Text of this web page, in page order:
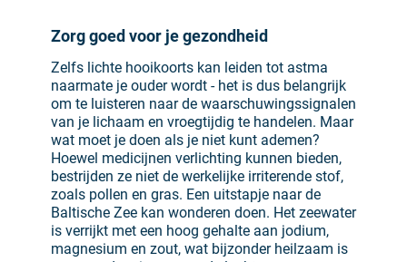
Zorg goed voor je gezondheid
Zelfs lichte hooikoorts kan leiden tot astma
naarmate je ouder wordt - het is dus belangrijk
om te luisteren naar de waarschuwingssignalen
van je lichaam en vroegtijdig te handelen. Maar
wat moet je doen als je niet kunt ademen?
Hoewel medicijnen verlichting kunnen bieden,
bestrijden ze niet de werkelijke irriterende stof,
zoals pollen en gras. Een uitstapje naar de
Baltische Zee kan wonderen doen. Het zeewater
is verrijkt met een hoog gehalte aan jodium,
magnesium en zout, wat bijzonder heilzaam is